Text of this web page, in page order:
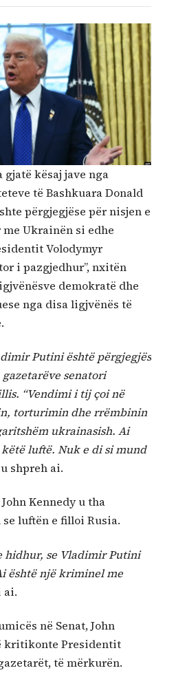
gjatë kësaj jave nga
të Bashkuara Donald
përgjegjëse për nisjen e
Ukrainën si edhe
Volodymyr
i pazgjedhur”, nxitën
demokratë dhe
nga disa ligjvënës të
Putini është përgjegjës
senatori
“Vendimi i tij çoi në
torturimin dhe rrëmbinin
ukrainasish. Ai
luftë. Nuk e di si mund
u shpreh ai.
Kennedy u tha
se luftën e filloi Rusia.
hidhur, se Vladimir Putini
është një kriminel me
ai.
në Senat, John
kritikonte Presidentit
të mërkurën.